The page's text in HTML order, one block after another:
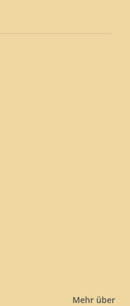
Mehr über